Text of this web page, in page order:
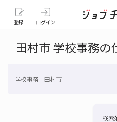
登録 ログイン
田村市 学校事務の
学校事務 田村市
検索